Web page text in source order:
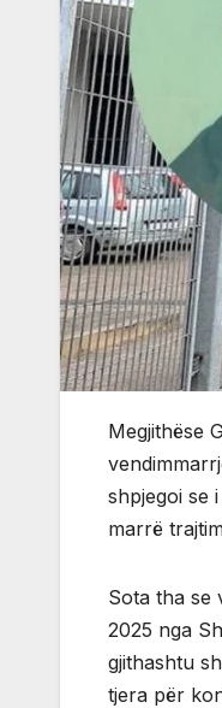
Megjithëse
shpjegoi se
marrë
Sota tha se
2025 nga
gjithashtu
tjera për